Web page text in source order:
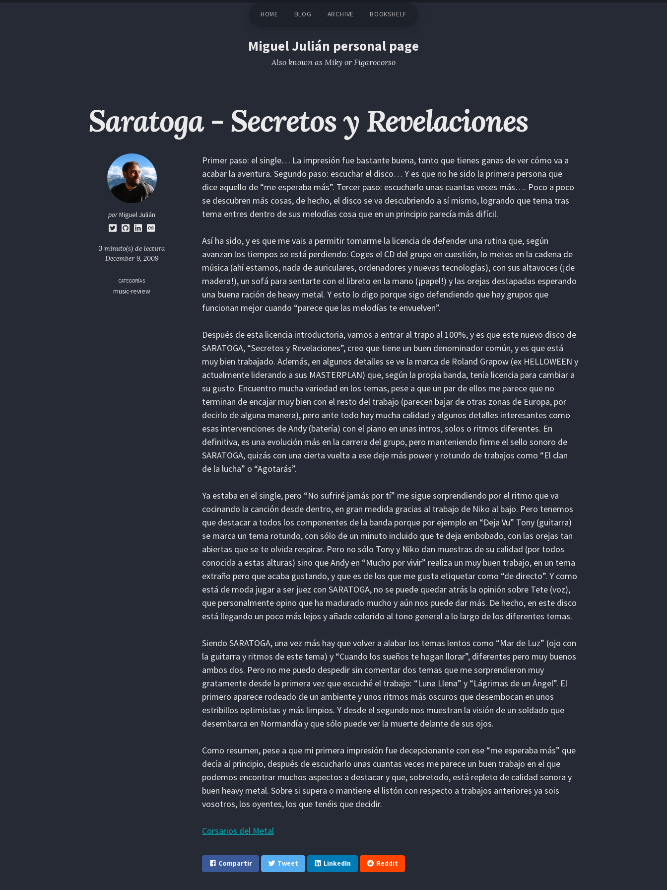
HOME BLOG ARCHIVE BOOKSHELF
Miguel Julián personal page
Also known as Miky or Figarocorso
Saratoga - Secretos y Revelaciones
porMiguel Julián
3 minuto(s) de lectura
December 9, 2009
CATEGORÍAS
music-review
Primer paso: el single… La impresión fue bastante buena, tanto que tienes ganas de ver cómo va a
acabar la aventura. Segundo paso: escuchar el disco… Y es que no he sido la primera persona que
dice aquello de “me esperaba más”. Tercer paso: escucharlo unas cuantas veces más…. Poco a poco
se descubren más cosas, de hecho, el disco se va descubriendo a sí mismo, logrando que tema tras
tema entres dentro de sus melodías cosa que en un principio parecía más difícil.
Así ha sido, y es que me vais a permitir tomarme la licencia de defender una rutina que, según
avanzan los tiempos se está perdiendo: Coges el CD del grupo en cuestión, lo metes en la cadena de
música (ahí estamos, nada de auriculares, ordenadores y nuevas tecnologías), con sus altavoces (¡de
madera!), un sofá para sentarte con el libreto en la mano (¡papel!) y las orejas destapadas esperando
una buena ración de heavy metal. Y esto lo digo porque sigo defendiendo que hay grupos que
funcionan mejor cuando “parece que las melodías te envuelven”.
Después de esta licencia introductoria, vamos a entrar al trapo al 100%, y es que este nuevo disco de
SARATOGA, “Secretos y Revelaciones”, creo que tiene un buen denominador común, y es que está
muy bien trabajado. Además, en algunos detalles se ve la marca de Roland Grapow (ex HELLOWEEN y
actualmente liderando a sus MASTERPLAN) que, según la propia banda, tenía licencia para cambiar a
su gusto. Encuentro mucha variedad en los temas, pese a que un par de ellos me parece que no
terminan de encajar muy bien con el resto del trabajo (parecen bajar de otras zonas de Europa, por
decirlo de alguna manera), pero ante todo hay mucha calidad y algunos detalles interesantes como
esas intervenciones de Andy (batería) con el piano en unas intros, solos o ritmos diferentes. En
definitiva, es una evolución más en la carrera del grupo, pero manteniendo firme el sello sonoro de
SARATOGA, quizás con una cierta vuelta a ese deje más power y rotundo de trabajos como “El clan
de la lucha” o “Agotarás”.
Ya estaba en el single, pero “No sufriré jamás por tí” me sigue sorprendiendo por el ritmo que va
cocinando la canción desde dentro, en gran medida gracias al trabajo de Niko al bajo. Pero tenemos
que destacar a todos los componentes de la banda porque por ejemplo en “Deja Vu” Tony (guitarra)
se marca un tema rotundo, con sólo de un minuto incluido que te deja embobado, con las orejas tan
abiertas que se te olvida respirar. Pero no sólo Tony y Niko dan muestras de su calidad (por todos
conocida a estas alturas) sino que Andy en “Mucho por vivir” realiza un muy buen trabajo, en un tema
extraño pero que acaba gustando, y que es de los que me gusta etiquetar como “de directo”. Y como
está de moda jugar a ser juez con SARATOGA, no se puede quedar atrás la opinión sobre Tete (voz),
que personalmente opino que ha madurado mucho y aún nos puede dar más. De hecho, en este disco
está llegando un poco más lejos y añade colorido al tono general a lo largo de los diferentes temas.
Siendo SARATOGA, una vez más hay que volver a alabar los temas lentos como “Mar de Luz” (ojo con
la guitarra y ritmos de este tema) y “Cuando los sueños te hagan llorar”, diferentes pero muy buenos
ambos dos. Pero no me puedo despedir sin comentar dos temas que me sorprendieron muy
gratamente desde la primera vez que escuché el trabajo: “Luna Llena” y “Lágrimas de un Ángel”. El
primero aparece rodeado de un ambiente y unos ritmos más oscuros que desembocan en unos
estribillos optimistas y más limpios. Y desde el segundo nos muestran la visión de un soldado que
desembarca en Normandía y que sólo puede ver la muerte delante de sus ojos.
Como resumen, pese a que mi primera impresión fue decepcionante con ese “me esperaba más” que
decía al principio, después de escucharlo unas cuantas veces me parece un buen trabajo en el que
podemos encontrar muchos aspectos a destacar y que, sobretodo, está repleto de calidad sonora y
buen heavy metal. Sobre si supera o mantiene el listón con respecto a trabajos anteriores ya sois
vosotros, los oyentes, los que tenéis que decidir.
Corsarios del Metal
Compartir Tweet LinkedIn Reddit